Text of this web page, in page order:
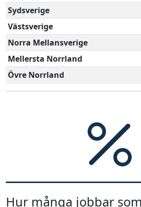
Sydsverige
Västsverige
Norra Mellansverige
Mellersta Norrland
Övre Norrland
Hur många jobbar som